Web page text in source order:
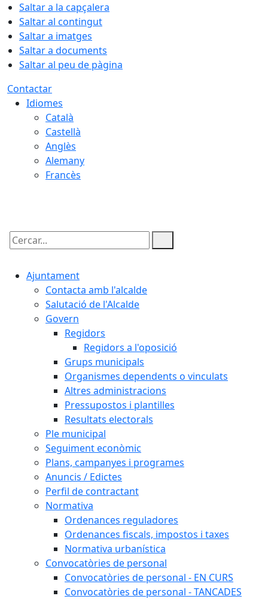
Saltar a la capçalera
Saltar al contingut
Saltar a imatges
Saltar a documents
Saltar al peu de pàgina
Contactar
Idiomes
Català
Castellà
Anglès
Alemany
Francès
Cercar:
Ajuntament
Contacta amb l'alcalde
Salutació de l'Alcalde
Govern
Regidors
Regidors a l'oposició
Grups municipals
Organismes dependents o vinculats
Altres administracions
Pressupostos i plantilles
Resultats electorals
Ple municipal
Seguiment econòmic
Plans, campanyes i programes
Anuncis / Edictes
Perfil de contractant
Normativa
Ordenances reguladores
Ordenances fiscals, impostos i taxes
Normativa urbanística
Convocatòries de personal
Convocatòries de personal - EN CURS
Convocatòries de personal - TANCADES